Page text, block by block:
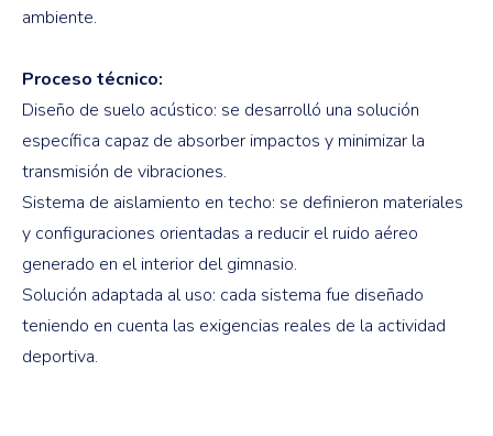
ambiente.
Proceso técnico:
Diseño de suelo acústico: se desarrolló una solución
específica capaz de absorber impactos y minimizar la
transmisión de vibraciones.
Sistema de aislamiento en techo: se definieron materiales
y configuraciones orientadas a reducir el ruido aéreo
generado en el interior del gimnasio.
Solución adaptada al uso: cada sistema fue diseñado
teniendo en cuenta las exigencias reales de la actividad
deportiva.